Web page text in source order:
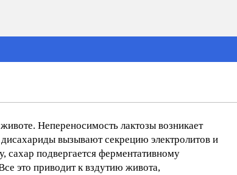
Непереносимость лактозы возникает
вызывают секрецию электролитов и
сахар подвергается ферментативному
это приводит к вздутию живота,